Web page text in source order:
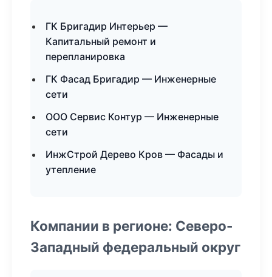
ГК Бригадир Интерьер —
Капитальный ремонт и
перепланировка
ГК Фасад Бригадир — Инженерные
сети
ООО Сервис Контур — Инженерные
сети
ИнжСтрой Дерево Кров — Фасады и
утепление
Компании в регионе: Северо-
Западный федеральный округ